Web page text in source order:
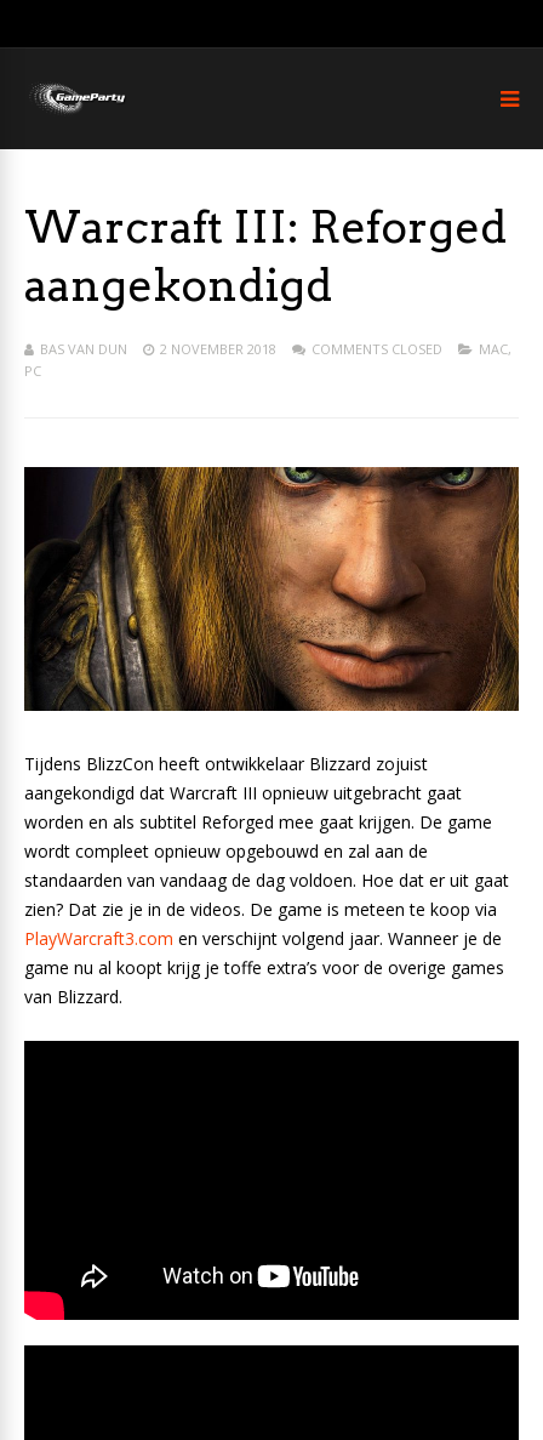
Warcraft III: Reforged
aangekondigd
BAS VAN DUN 2 NOVEMBER 2018 COMMENTS CLOSED MAC,
PC
Tijdens BlizzCon heeft ontwikkelaar Blizzard zojuist
aangekondigd dat Warcraft III opnieuw uitgebracht gaat
worden en als subtitel Reforged mee gaat krijgen. De game
wordt compleet opnieuw opgebouwd en zal aan de
standaarden van vandaag de dag voldoen. Hoe dat er uit gaat
zien? Dat zie je in de videos. De game is meteen te koop via
PlayWarcraft3.com en verschijnt volgend jaar. Wanneer je de
game nu al koopt krijg je toffe extra’s voor de overige games
van Blizzard.